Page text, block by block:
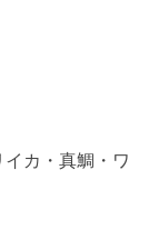
カ・真鯛・ワ